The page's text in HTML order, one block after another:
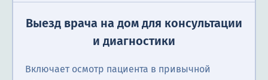
Выезд врача на дом для консультации
и диагностики
Включает осмотр пациента в привычной